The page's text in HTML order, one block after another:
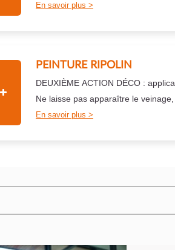
En savoir plus
PEINTURE RIPOLIN
DEUXIÈME ACTION DÉCO :
Ne laisse pas apparaître le
En savoir plus